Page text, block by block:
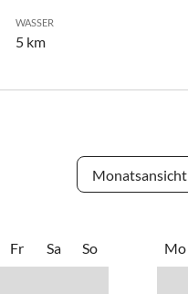
WASSER
5 km
Monatsansicht
Fr Sa So Mo